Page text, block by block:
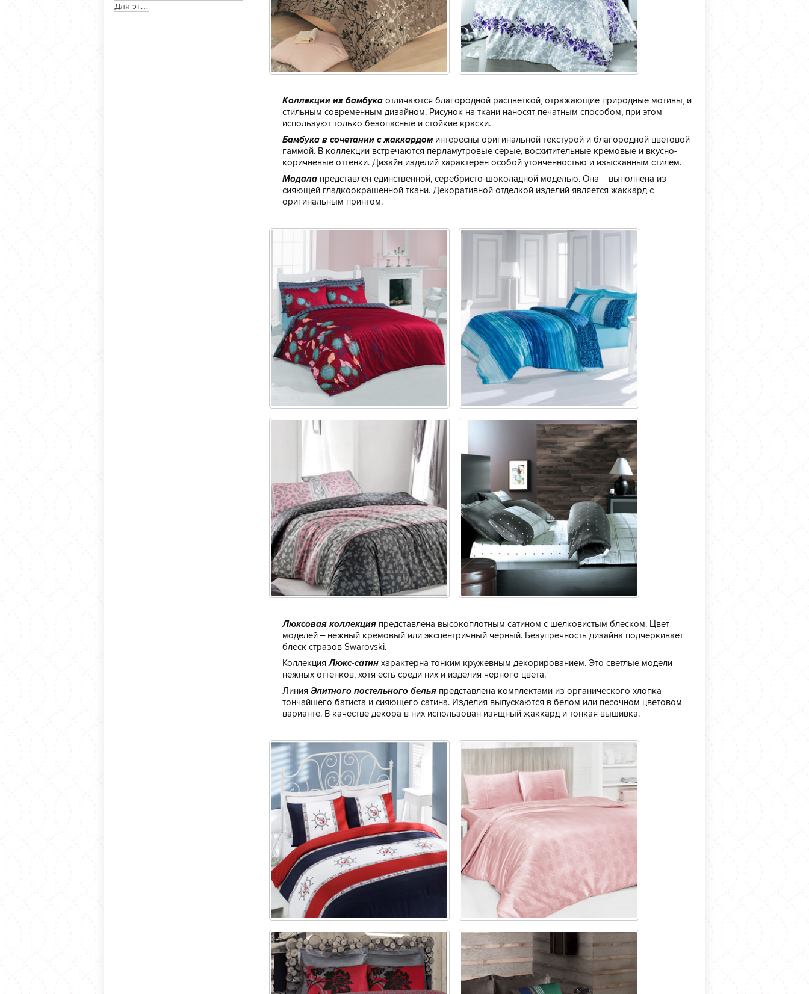
Для эт…
Коллекции из бамбука отличаются благородной расцветкой, отражающие природные мотивы, и
стильным современным дизайном. Рисунок на ткани наносят печатным способом, при этом
используют только безопасные и стойкие краски.
Бамбука в сочетании с жаккардоминтересны оригинальной текстурой и благородной цветовой
гаммой. В коллекции встречаются перламутровые серые, восхитительные кремовые и вкусно-
коричневые оттенки. Дизайн изделий характерен особой утончённостью и изысканным стилем.
Модала представлен единственной, серебристо-шоколадной моделью. Она – выполнена из
сияющей гладкоокрашенной ткани. Декоративной отделкой изделий является жаккард с
оригинальным принтом.
Люксовая коллекция представлена высокоплотным сатином с шелковистым блеском. Цвет
моделей – нежный кремовый или эксцентричный чёрный. Безупречность дизайна подчёркивает
блеск стразов Swarovski.
КоллекцияЛюкс-сатин характерна тонким кружевным декорированием. Это светлые модели
нежных оттенков, хотя есть среди них и изделия чёрного цвета.
Линия Элитного постельного белья представлена комплектами из органического хлопка –
тончайшего батиста и сияющего сатина. Изделия выпускаются в белом или песочном цветовом
варианте. В качестве декора в них использован изящный жаккард и тонкая вышивка.